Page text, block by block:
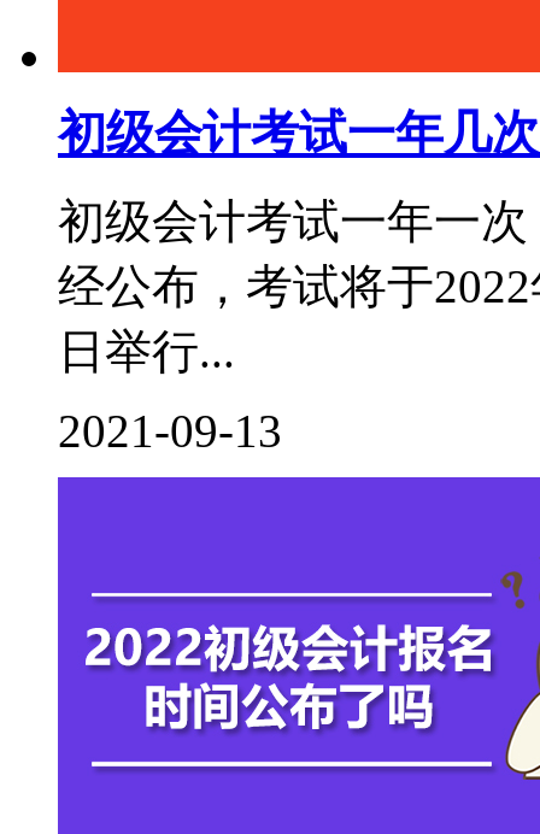
初级会计考试一年几
初级会计考试一年一
经公布，考试将于
日举行...
2021-09-13